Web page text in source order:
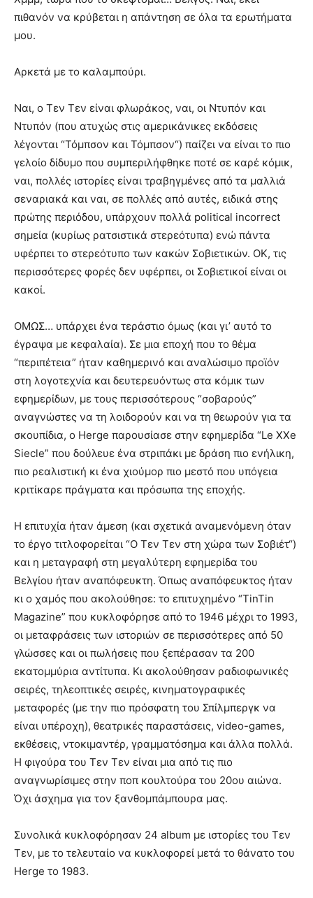
πιθανόν να κρύβεται η απάντηση σε όλα τα ερωτήματα
μου.
Αρκετά με το καλαμπούρι.
Ναι, ο Τεν Τεν είναι φλωράκος, ναι, οι Ντυπόν και
Ντυπόν (που ατυχώς στις αμερικάνικες εκδόσεις
λέγονται “Τόμπσον και Τόμπσον“) παίζει να είναι το πιο
γελοίο δίδυμο που συμπεριλήφθηκε ποτέ σε καρέ κόμικ,
ναι, πολλές ιστορίες είναι τραβηγμένες από τα μαλλιά
σεναριακά και ναι, σε πολλές από αυτές, ειδικά στης
πρώτης περιόδου, υπάρχουν πολλά political incorrect
σημεία (κυρίως ρατσιστικά στερεότυπα) ενώ πάντα
υφέρπει το στερεότυπο των κακών Σοβιετικών. ΟΚ, τις
περισσότερες φορές δεν υφέρπει, οι Σοβιετικοί είναι οι
κακοί.
ΟΜΩΣ… υπάρχει ένα τεράστιο όμως (και γι’ αυτό το
έγραψα με κεφαλαία). Σε μια εποχή που το θέμα
“περιπέτεια” ήταν καθημερινό και αναλώσιμο προϊόν
στη λογοτεχνία και δευτερευόντως στα κόμικ των
εφημερίδων, με τους περισσότερους “σοβαρούς”
αναγνώστες να τη λοιδορούν και να τη θεωρούν για τα
σκουπίδια, ο Herge παρουσίασε στην εφημερίδα “Le XXe
Siecle” που δούλευε ένα στριπάκι με δράση πιο ενήλικη,
πιο ρεαλιστική κι ένα χιούμορ πιο μεστό που υπόγεια
κριτίκαρε πράγματα και πρόσωπα της εποχής.
Η επιτυχία ήταν άμεση (και σχετικά αναμενόμενη όταν
το έργο τιτλοφορείται “Ο Τεν Τεν στη χώρα των Σοβιέτ“)
και η μεταγραφή στη μεγαλύτερη εφημερίδα του
Βελγίου ήταν αναπόφευκτη. Όπως αναπόφευκτος ήταν
κι ο χαμός που ακολούθησε: το επιτυχημένο “TinTin
Magazine” που κυκλοφόρησε από το 1946 μέχρι το 1993,
οι μεταφράσεις των ιστοριών σε περισσότερες από 50
γλώσσες και οι πωλήσεις που ξεπέρασαν τα 200
εκατομμύρια αντίτυπα. Κι ακολούθησαν ραδιοφωνικές
σειρές, τηλεοπτικές σειρές, κινηματογραφικές
μεταφορές (με την πιο πρόσφατη του Σπίλμπεργκ να
είναι υπέροχη), θεατρικές παραστάσεις, video-games,
εκθέσεις, ντοκιμαντέρ, γραμματόσημα και άλλα πολλά.
Η φιγούρα του Τεν Τεν είναι μια από τις πιο
αναγνωρίσιμες στην ποπ κουλτούρα του 20ου αιώνα.
Όχι άσχημα για τον ξανθομπάμπουρα μας.
Συνολικά κυκλοφόρησαν 24 album με ιστορίες του Τεν
Τεν, με το τελευταίο να κυκλοφορεί μετά το θάνατο του
Herge το 1983.